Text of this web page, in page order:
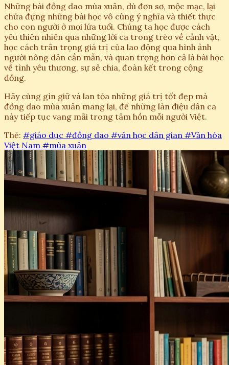
Những bài đồng dao mùa xuân, dù đơn sơ, mộc mạc, lại
chứa đựng những bài học vô cùng ý nghĩa và thiết thực
cho con người ở mọi lứa tuổi. Chúng ta học được cách
yêu thiên nhiên qua những lời ca trong trẻo về cảnh vật,
học cách trân trọng giá trị của lao động qua hình ảnh
người nông dân cần mẫn, và quan trọng hơn cả là bài học
về tình yêu thương, sự sẻ chia, đoàn kết trong cộng
đồng.
Hãy cùng gìn giữ và lan tỏa những giá trị tốt đẹp mà
đồng dao mùa xuân mang lại, để những làn điệu dân ca
này tiếp tục vang mãi trong tâm hồn mỗi người Việt.
Thẻ: #giáo dục #đồng dao #văn học dân gian #Văn hóa
Việt Nam #mùa xuân